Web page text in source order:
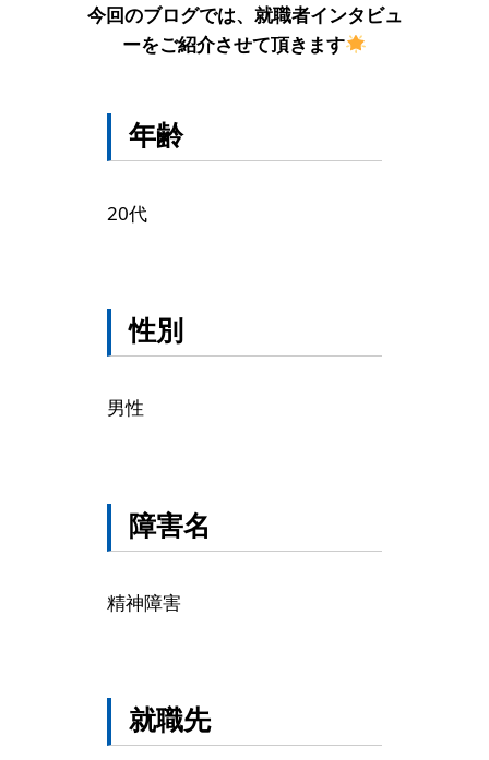
今回のブログでは、就職者インタビュ
ーをご紹介させて頂きます
年齢
20代
性別
男性
障害名
精神障害
就職先